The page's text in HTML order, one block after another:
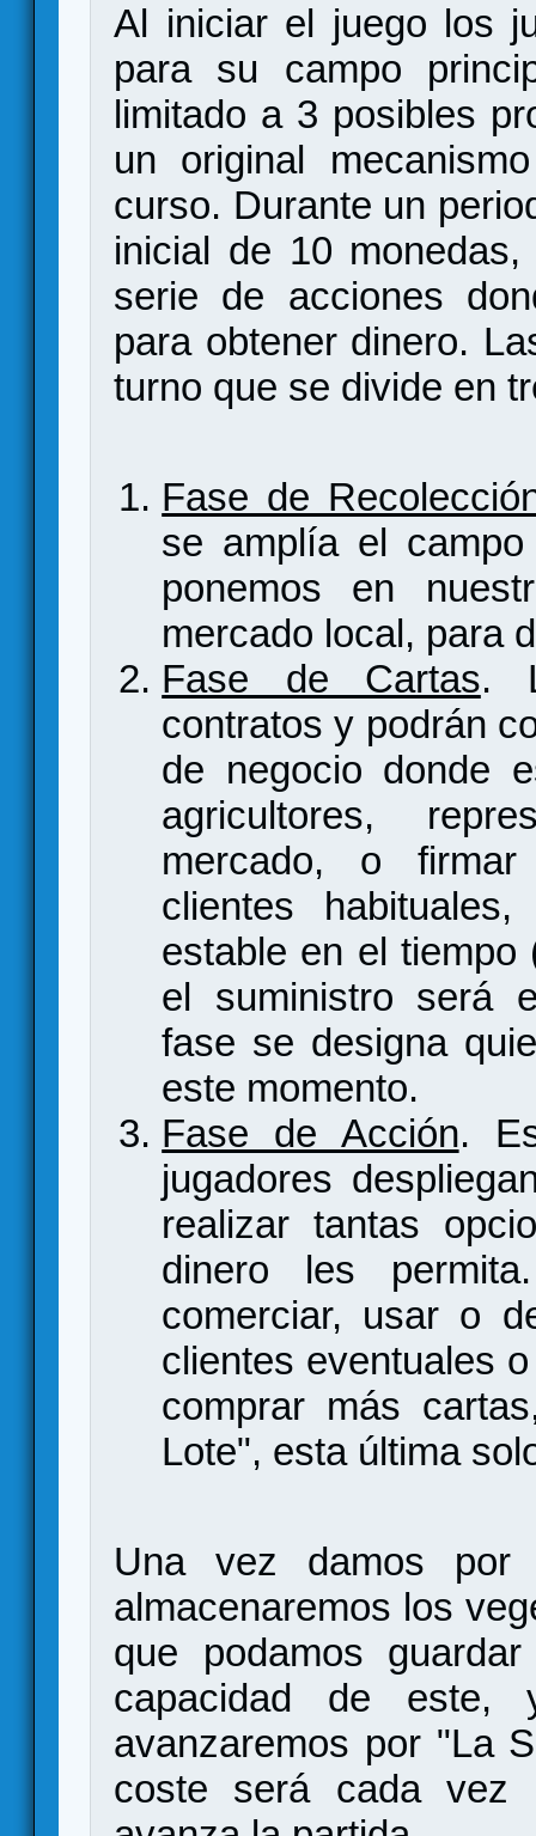
Al iniciar el juego los
para su campo
limitado a 3 posibles
un original
curso. Durante un
inicial de 10
serie de acciones
para obtener dinero.
turno que se divide en
Fase de
se amplía el
ponemos en
mercado local, para
Fase de Cartas.
contratos y podrán
de negocio donde
agricultores,
mercado, o firmar
clientes
estable en el tiempo
el suministro será
fase se designa
este momento.
Fase de Acción.
jugadores
realizar tantas
dinero les
comerciar, usar o
clientes eventuales
comprar más
Lote", esta última
Una vez damos por
almacenaremos los
que podamos
capacidad de este,
avanzaremos por "La
coste será cada vez